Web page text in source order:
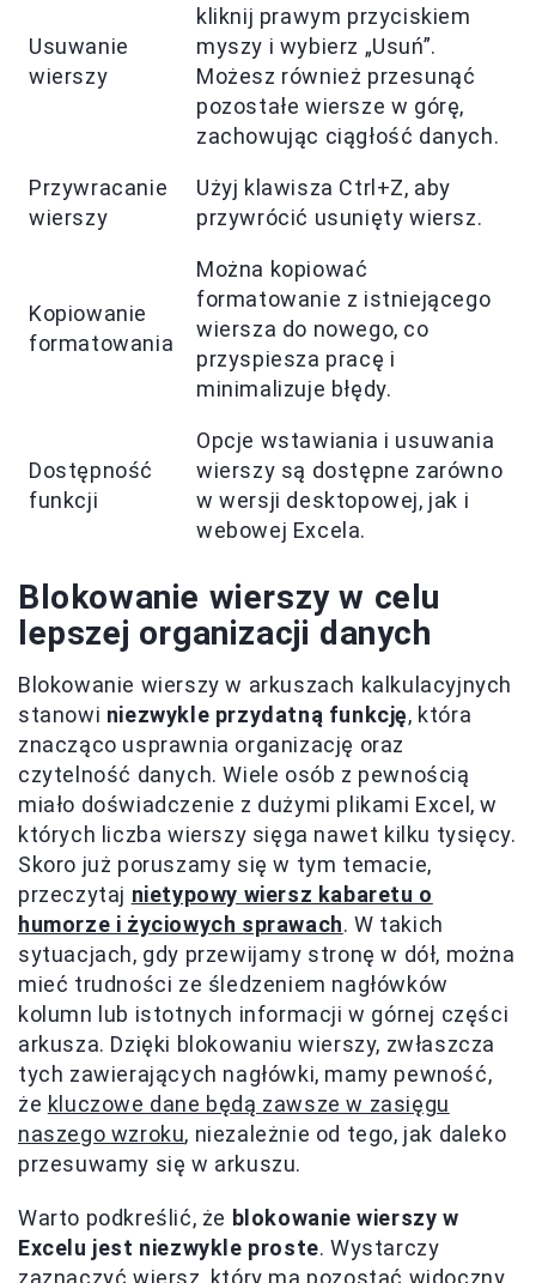
Usuwanie
wierszy
kliknij prawym przyciskiem
myszy i wybierz „Usuń”.
Możesz również przesunąć
pozostałe wiersze w górę,
zachowując ciągłość danych.
Przywracanie
wierszy
Użyj klawisza Ctrl+Z, aby
przywrócić usunięty wiersz.
Kopiowanie
formatowania
Można kopiować
formatowanie z istniejącego
wiersza do nowego, co
przyspiesza pracę i
minimalizuje błędy.
Dostępność
funkcji
Opcje wstawiania i usuwania
wierszy są dostępne zarówno
w wersji desktopowej, jak i
webowej Excela.
Blokowanie wierszy w celu
lepszej organizacji danych
Blokowanie wierszy w arkuszach kalkulacyjnych
stanowi niezwykle przydatną funkcję, która
znacząco usprawnia organizację oraz
czytelność danych. Wiele osób z pewnością
miało doświadczenie z dużymi plikami Excel, w
których liczba wierszy sięga nawet kilku tysięcy.
Skoro już poruszamy się w tym temacie,
przeczytaj nietypowy wiersz kabaretu o
humorze i życiowych sprawach. W takich
sytuacjach, gdy przewijamy stronę w dół, można
mieć trudności ze śledzeniem nagłówków
kolumn lub istotnych informacji w górnej części
arkusza. Dzięki blokowaniu wierszy, zwłaszcza
tych zawierających nagłówki, mamy pewność,
że kluczowe dane będą zawsze w zasięgu
naszego wzroku, niezależnie od tego, jak daleko
przesuwamy się w arkuszu.
Warto podkreślić, że blokowanie wierszy w
Excelu jest niezwykle proste. Wystarczy
zaznaczyć wiersz, który ma pozostać widoczny,